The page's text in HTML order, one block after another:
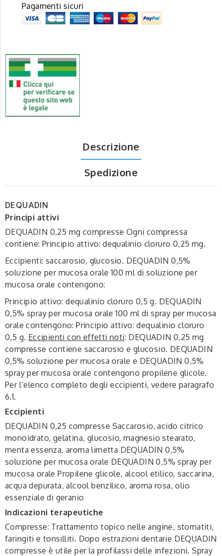
Pagamenti sicuri
Descrizione
Spedizione
DEQUADIN
Principi attivi
DEQUADIN 0,25 mg compresse Ogni compressa
contiene: Principio attivo: dequalinio cloruro 0,25 mg.
Eccipienti: saccarosio, glucosio. DEQUADIN 0,5%
soluzione per mucosa orale 100 ml di soluzione per
mucosa orale contengono:
Principio attivo: dequalinio cloruro 0,5 g. DEQUADIN
0,5% spray per mucosa orale 100 ml di spray per mucosa
orale contengono: Principio attivo: dequalinio cloruro
0,5 g. Eccipienti con effetti noti: DEQUADIN 0,25 mg
compresse contiene saccarosio e glucosio. DEQUADIN
0,5% soluzione per mucosa orale e DEQUADIN 0,5%
spray per mucosa orale contengono propilene glicole.
Per l’elenco completo degli eccipienti, vedere paragrafo
6.1.
Eccipienti
DEQUADIN 0,25 compresse Saccarosio, acido citrico
monoidrato, gelatina, glucosio, magnesio stearato,
menta essenza, aroma limetta DEQUADIN 0,5%
soluzione per mucosa orale DEQUADIN 0,5% spray per
mucosa orale Propilene glicole, alcool etilico, saccarina,
acqua depurata, alcool benzilico, aroma rosa, olio
essenziale di geranio
Indicazioni terapeutiche
Compresse: Trattamento topico nelle angine, stomatiti,
faringiti e tonsilliti. Dopo estrazioni dentarie DEQUADIN
compresse è utile per la profilassi delle infezioni. Spray